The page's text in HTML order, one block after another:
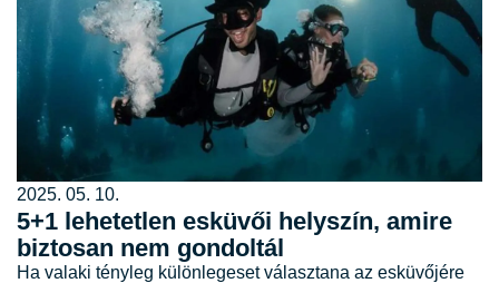
2025. 05. 10.
5+1 lehetetlen esküvői helyszín, amire
biztosan nem gondoltál
Ha valaki tényleg különlegeset választana az esküvőjére